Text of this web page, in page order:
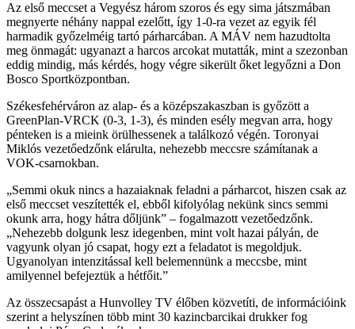
Az első meccset a Vegyész három szoros és egy sima játszmában
megnyerte néhány nappal ezelőtt, így 1-0-ra vezet az egyik fél
harmadik győzelméig tartó párharcában. A MÁV nem hazudtolta
meg önmagát: ugyanazt a harcos arcokat mutatták, mint a szezonban
eddig mindig, más kérdés, hogy végre sikerült őket legyőzni a Don
Bosco Sportközpontban.
Székesfehérváron az alap- és a középszakaszban is győzött a
GreenPlan-VRCK (0-3, 1-3), és minden esély megvan arra, hogy
pénteken is a mieink örülhessenek a találkozó végén. Toronyai
Miklós vezetőedzőnk elárulta, nehezebb meccsre számítanak a
VOK-csarnokban.
„Semmi okuk nincs a hazaiaknak feladni a párharcot, hiszen csak az
első meccset veszítették el, ebből kifolyólag nekünk sincs semmi
okunk arra, hogy hátra dőljünk” – fogalmazott vezetőedzőnk.
„Nehezebb dolgunk lesz idegenben, mint volt hazai pályán, de
vagyunk olyan jó csapat, hogy ezt a feladatot is megoldjuk.
Ugyanolyan intenzitással kell belemennünk a meccsbe, mint
amilyennel befejeztük a hétfőit.”
Az összecsapást a Hunvolley TV élőben közvetíti, de információink
szerint a helyszínen több mint 30 kazincbarcikai drukker fog